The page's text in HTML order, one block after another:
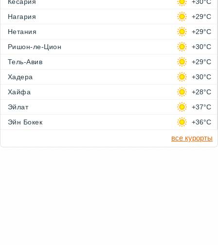
Нагария
+29°C
Нетания
+29°C
Ришон-ле-Цион
+30°C
Тель-Авив
+29°C
Хадера
+30°C
Хайфа
+28°C
Эйлат
+37°C
Эйн Бокек
+36°C
все курорты